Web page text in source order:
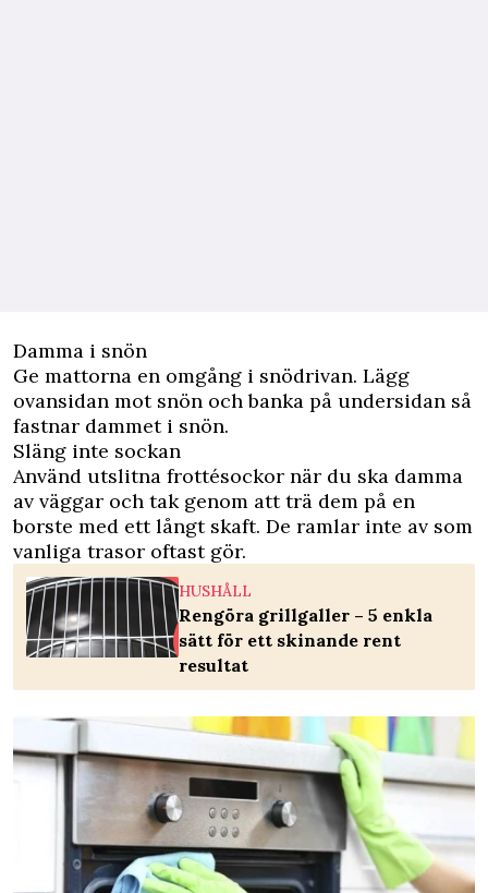
Damma i snön
Ge mattorna en omgång i snödrivan. Lägg
ovansidan mot snön och banka på undersidan så
fastnar dammet i snön.
Släng inte sockan
Använd utslitna frottésockor när du ska damma
av väggar och tak genom att trä dem på en
borste med ett långt skaft. De ramlar inte av som
vanliga trasor oftast gör.
HUSHÅLL
Rengöra grillgaller – 5 enkla
sätt för ett skinande rent
resultat